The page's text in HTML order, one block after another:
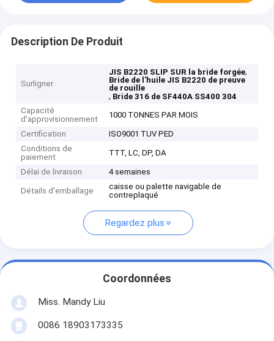
Description De Produit
Surligner
JIS B2220 SLIP SUR la bride forgée,
Bride de l'huile JIS B2220 de preuve
de rouille
, Bride 316 de SF440A SS400 304
Capacité
d'approvisionnement
1000 TONNES PAR MOIS
Certification
ISO9001 TUV PED
Conditions de
paiement
TTT, LC, DP, DA
Délai de livraison 4 semaines
Détails d'emballage
caisse ou palette navigable de
contreplaqué
Regardez plus
Coordonnées
Miss. Mandy Liu
0086 18903173335